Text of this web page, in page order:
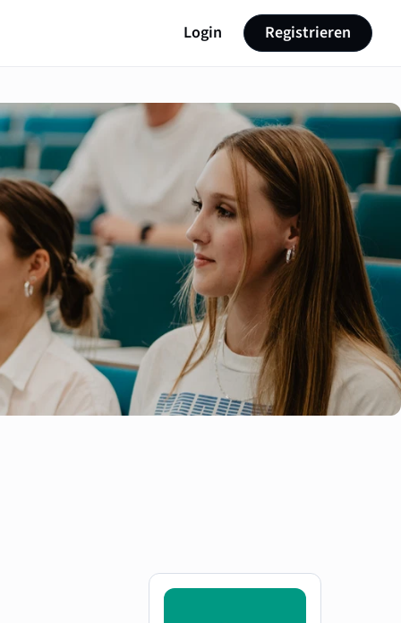
Login Registrieren